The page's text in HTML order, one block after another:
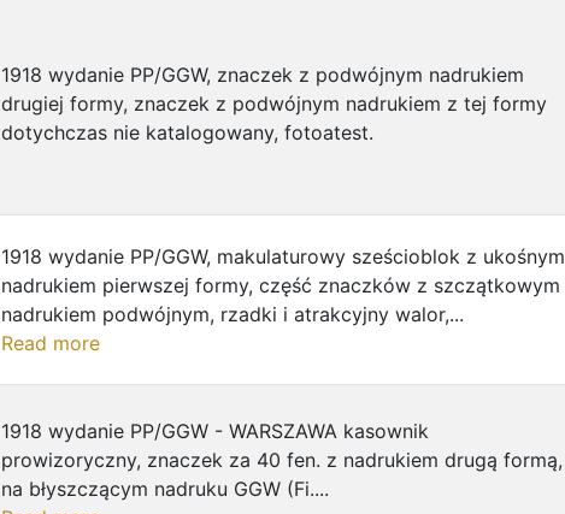
1918 wydanie PP/GGW, znaczek z podwójnym nadrukiem
drugiej formy, znaczek z podwójnym nadrukiem z tej formy
dotychczas nie katalogowany, fotoatest.
1918 wydanie PP/GGW, makulaturowy sześcioblok z ukośnym
nadrukiem pierwszej formy, część znaczków z szczątkowym
nadrukiem podwójnym, rzadki i atrakcyjny walor,...
Read more
1918 wydanie PP/GGW - WARSZAWA kasownik
prowizoryczny, znaczek za 40 fen. z nadrukiem drugą formą,
na błyszczącym nadruku GGW (Fi....